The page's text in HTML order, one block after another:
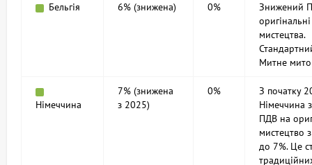
Бельгія 6% (знижена) 0%
Знижений
мистецтва.
Митне
Німеччина
7% (знижена
з 2025)
0%
З початку
Німеччина
ПДВ на
мистецтво
до 7%. Це